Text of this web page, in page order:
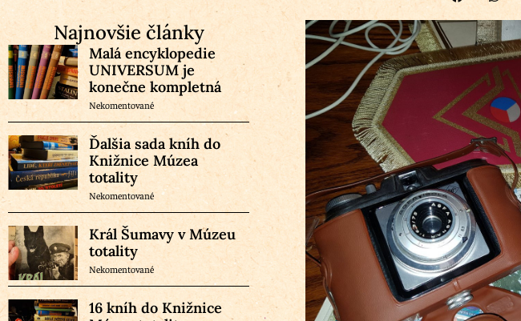
Najnovšie články
Malá encyklopedie
UNIVERSUM je
konečne kompletná
Nekomentované
Ďalšia sada kníh do
Knižnice Múzea
totality
Nekomentované
Král Šumavy v Múzeu
totality
Nekomentované
16 kníh do Knižnice